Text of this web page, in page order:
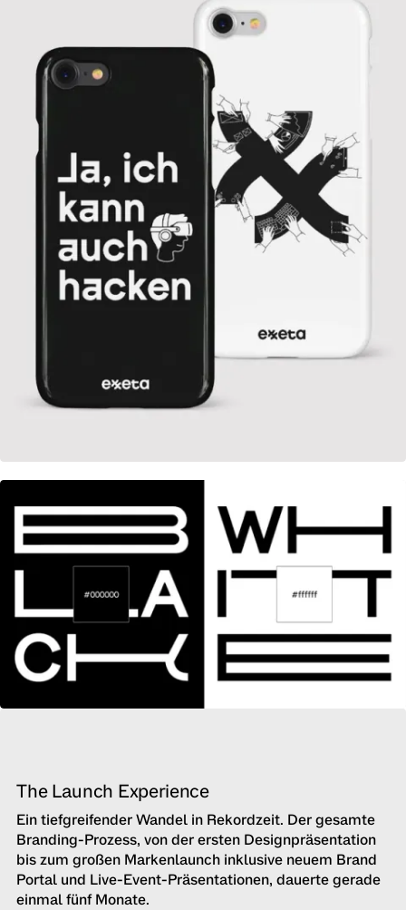
The Launch Experience
Ein tiefgreifender Wandel in Rekordzeit. Der gesamte
Branding-Prozess, von der ersten Designpräsentation
bis zum großen Markenlaunch inklusive neuem Brand
Portal und Live-Event-Präsentationen, dauerte gerade
einmal fünf Monate.